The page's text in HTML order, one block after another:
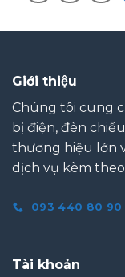
Giới thiệu
Chúng tôi cung
bị điện, đèn
thương hiệu lớn
dịch vụ kèm
093 440 80 90
Tài khoản